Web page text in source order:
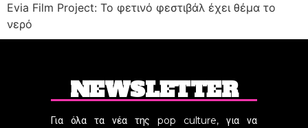
Evia Film Project: Το φετινό φεστιβάλ έχει θέμα το
νερό
NEWSLETTER
Για όλα τα νέα της pop culture, για να